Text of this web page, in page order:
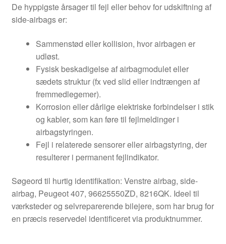
De hyppigste årsager til fejl eller behov for udskiftning af
side-airbags er:
Sammenstød eller kollision, hvor airbagen er
udløst.
Fysisk beskadigelse af airbagmodulet eller
sædets struktur (fx ved slid eller indtrængen af
fremmedlegemer).
Korrosion eller dårlige elektriske forbindelser i stik
og kabler, som kan føre til fejlmeldinger i
airbagstyringen.
Fejl i relaterede sensorer eller airbagstyring, der
resulterer i permanent fejlindikator.
Søgeord til hurtig identifikation: Venstre airbag, side-
airbag, Peugeot 407, 96625550ZD, 8216QK. Ideel til
værksteder og selvreparerende bilejere, som har brug for
en præcis reservedel identificeret via produktnummer.